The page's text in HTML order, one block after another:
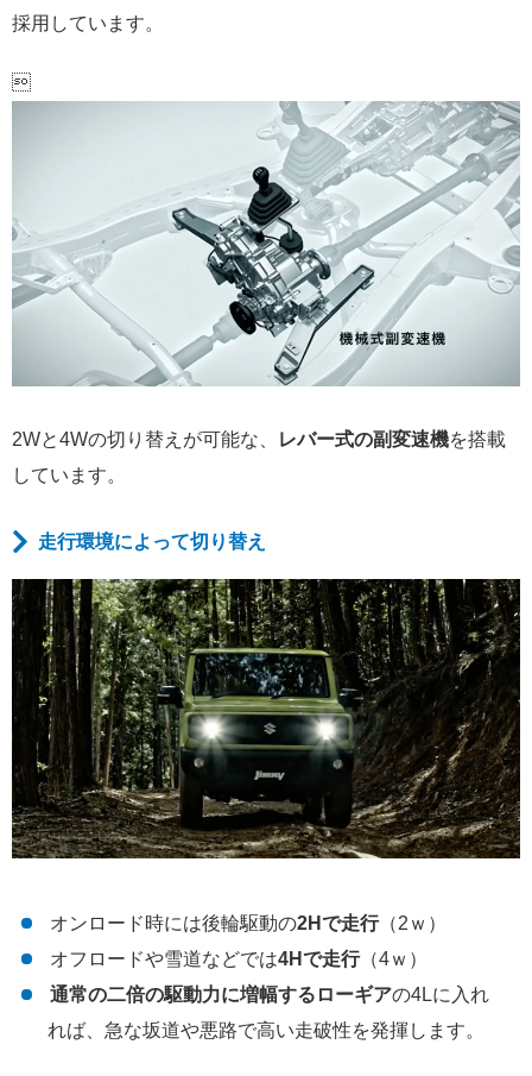
採用しています。

2Wと4Wの切り替えが可能な、 レバー式の副変速機を搭載
しています。
走行環境によって切り替え
オンロード時には後輪駆動の2Hで走行（2ｗ）
オフロードや雪道などでは4Hで走行（4ｗ）
通常の二倍の駆動力に増幅するローギアの4Lに入れ
れば、急な坂道や悪路で高い走破性を発揮します。